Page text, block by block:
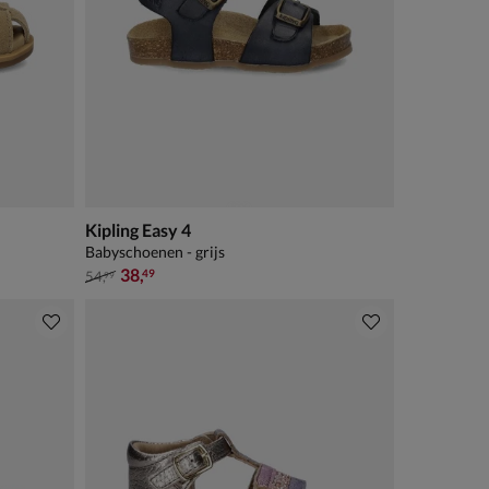
Kipling Easy 4
Babyschoenen - grijs
van € 54,99 voor € 38,49
54,99 38,49